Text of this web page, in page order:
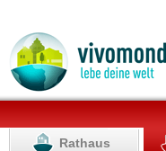
Rathaus